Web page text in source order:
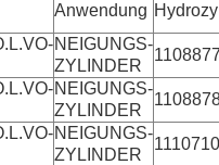
Anwendung
NEIGUNGS-
ZYLINDER
NEIGUNGS-
ZYLINDER
NEIGUNGS-
ZYLINDER